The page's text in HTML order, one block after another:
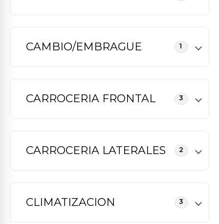
CAMBIO/EMBRAGUE 1
CARROCERIA FRONTAL 3
CARROCERIA LATERALES 2
CLIMATIZACION 3